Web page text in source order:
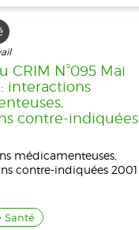
CRIM N°095 Mai
interactions
contre-indiquées
médicamenteuses,
contre-indiquées 2001
Santé